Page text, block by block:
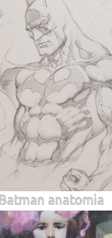
Batman anatomia